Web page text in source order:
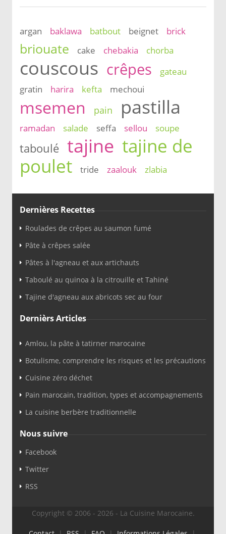
argan baklawa batbout beignet brick
briouate cake chebakia chorba
couscous crêpes
gateau
gratin
harira kefta mechoui
msemen pain pastilla
ramadan salade seffa sellou soupe
taboulé tajine tajine de
poulet
tride zaalouk zlabia
Dernières Recettes
Roulades de crêpes au saumon fumé
Pâte à crêpes salée
Pâtes à l'agneau et aux artichauts
Taboulé au quinoa à la citrouille et Tahiné
Tajine d'agneau aux abricots sec au four
Dernièrs Articles
Amlou, la pâte à tatirner marocaine
Botulisme, comprendre les risques et les précautions
Cuisine zéro déchet
Pain marocain, tradition, types et accompagnements
La cuisine berbère traditionnelle
Nous suivre
Facebook
Twitter
RSS
Copyright © 2006 - 2026 - La Cuisine Marocaine.